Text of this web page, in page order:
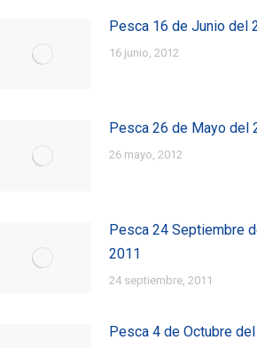
Pesca 16 de Junio del
16 junio, 2012
Pesca 26 de Mayo del
26 mayo, 2012
Pesca 24 Septiembre
2011
24 septiembre, 2011
Pesca 4 de Octubre